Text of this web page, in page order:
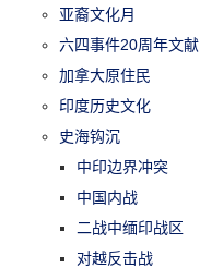
亚裔文化月
六四事件20周年文献
加拿大原住民
印度历史文化
史海钩沉
中印边界冲突
中国内战
二战中缅印战区
对越反击战